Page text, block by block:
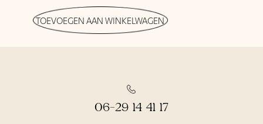
TOEVOEGEN AAN WINKELWAGEN
06-29 14 41 17